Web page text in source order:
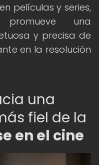
películas y series,
una
y precisa de
en la resolución
una
fiel de la
en el cine